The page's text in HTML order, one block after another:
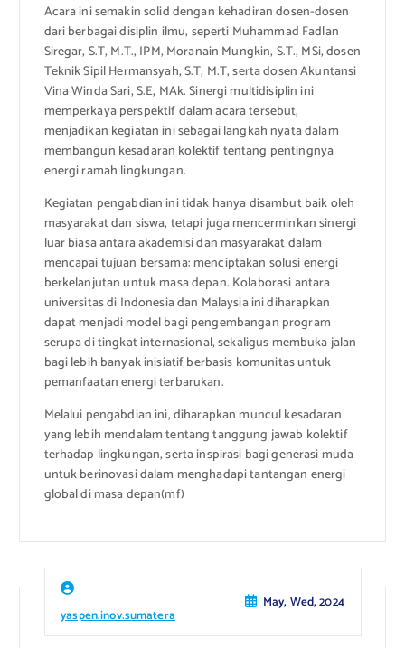
Acara ini semakin solid dengan kehadiran dosen-dosen
dari berbagai disiplin ilmu, seperti Muhammad Fadlan
Siregar, S.T, M.T., IPM, Moranain Mungkin, S.T., MSi, dosen
Teknik Sipil Hermansyah, S.T, M.T, serta dosen Akuntansi
Vina Winda Sari, S.E, MAk. Sinergi multidisiplin ini
memperkaya perspektif dalam acara tersebut,
menjadikan kegiatan ini sebagai langkah nyata dalam
membangun kesadaran kolektif tentang pentingnya
energi ramah lingkungan.
Kegiatan pengabdian ini tidak hanya disambut baik oleh
masyarakat dan siswa, tetapi juga mencerminkan sinergi
luar biasa antara akademisi dan masyarakat dalam
mencapai tujuan bersama: menciptakan solusi energi
berkelanjutan untuk masa depan. Kolaborasi antara
universitas di Indonesia dan Malaysia ini diharapkan
dapat menjadi model bagi pengembangan program
serupa di tingkat internasional, sekaligus membuka jalan
bagi lebih banyak inisiatif berbasis komunitas untuk
pemanfaatan energi terbarukan.
Melalui pengabdian ini, diharapkan muncul kesadaran
yang lebih mendalam tentang tanggung jawab kolektif
terhadap lingkungan, serta inspirasi bagi generasi muda
untuk berinovasi dalam menghadapi tantangan energi
global di masa depan(mf)
yaspen.inov.sumatera
May, Wed, 2024